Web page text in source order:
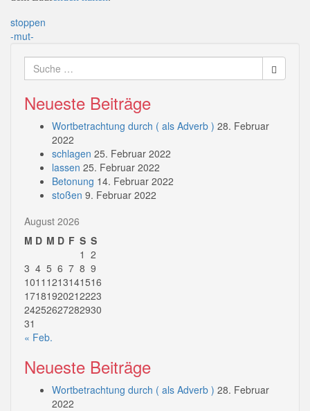
Beitragsnavigation
stoppen
-mut-
Suche
nach:
Neueste Beiträge
Wortbetrachtung durch ( als Adverb ) 28. Februar
2022
schlagen 25. Februar 2022
lassen 25. Februar 2022
Betonung 14. Februar 2022
stoßen 9. Februar 2022
August 2026
M D M D F S S
1 2
3 4 5 6 7 8 9
1011 1213141516
17181920212223
24252627282930
31
« Feb.
Neueste Beiträge
Wortbetrachtung durch ( als Adverb ) 28. Februar
2022